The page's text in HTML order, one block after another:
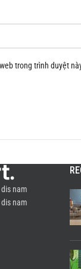
trong trình duyệt
nam
nam